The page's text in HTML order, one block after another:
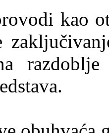
kao
na